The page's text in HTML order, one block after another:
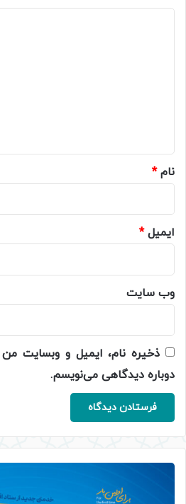
نام*
ایمیل*
وب‌ سایت
ذخیره نام، ایمیل و وبسایت من
دوباره دیدگاهی می‌نویسم.